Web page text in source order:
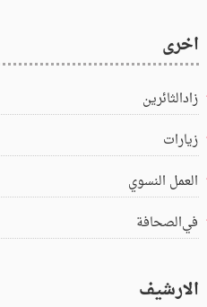
اخرى
زادالثائرين
زيارات
العمل النسوي
في‌الصحافة
الارشيف